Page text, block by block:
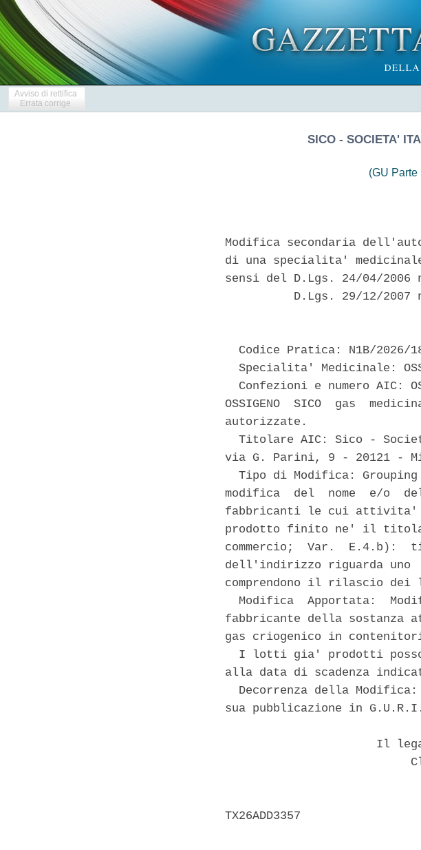
Avviso di rettifica
Errata corrige
SICO - SOCIETA'
(GU
Modifica secondaria
di una specialita'
sensi del D.Lgs. 24/04/
D.Lgs. 29/12/2007
Codice Pratica: N1B/2026/
Specialita' Medicinale:
Confezioni e numero AIC:
OSSIGENO  SICO  gas
autorizzate.
Titolare AIC: Sico -
via G. Parini, 9 - 20121 -
Tipo di Modifica:
modifica  del  nome  e/o
fabbricanti le cui attivita'
prodotto finito ne' il
commercio;  Var.  E.4.b):
dell'indirizzo riguarda
comprendono il rilascio
Modifica  Apportata:
fabbricante della sostanza
gas criogenico in
I lotti gia' prodotti
alla data di scadenza
Decorrenza della
sua pubblicazione in
Il